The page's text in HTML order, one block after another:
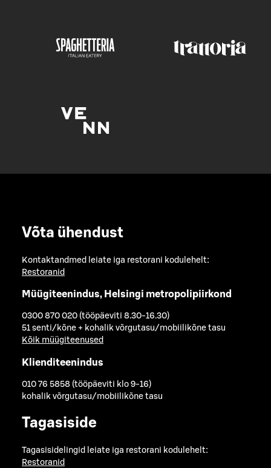
Võta ühendust
Kontaktandmed leiate iga restorani kodulehelt:
Restoranid
Müügiteenindus, Helsingi metropolipiirkond
0300 870 020 (tööpäeviti 8.30-16.30)
51 senti/kõne + kohalik võrgutasu/mobiilikõne tasu
Kõik müügiteenused
Klienditeenindus
010 76 5858 (tööpäeviti klo 9-16)
kohalik võrgutasu/mobiilikõne tasu
Tagasiside
Tagasisidelingid leiate iga restorani kodulehelt:
Restoranid